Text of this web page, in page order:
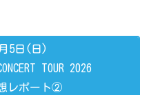
5日(日)
TOUR 2026
レポート②